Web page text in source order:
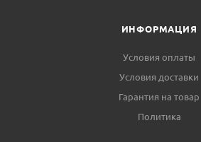
ИНФОРМАЦИЯ
Условия оплаты
Условия доставки
Гарантия на товар
Политика